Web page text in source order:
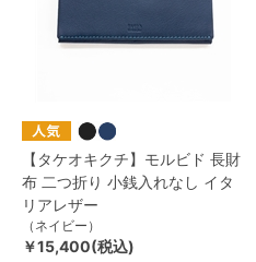
【タケオキクチ】モルビド 長財
布 二つ折り 小銭入れなし イタ
リアレザー
（ネイビー）
￥15,400(税込)